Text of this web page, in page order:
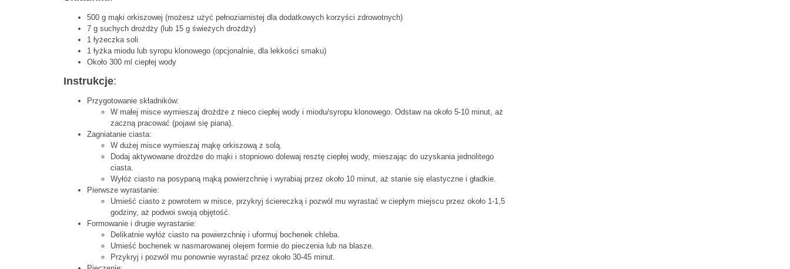
500 g mąki orkiszowej (możesz użyć pełnoziarnistej dla dodatkowych korzyści zdrowotnych)
7 g suchych drożdży (lub 15 g świeżych drożdży)
1 łyżeczka soli
1 łyżka miodu lub syropu klonowego (opcjonalnie, dla lekkości smaku)
Około 300 ml ciepłej wody
Instrukcje:
Przygotowanie składników:
W małej misce wymieszaj drożdże z nieco ciepłej wody i miodu/syropu klonowego. Odstaw na około 5-10 minut, aż
zaczną pracować (pojawi się piana).
Zagniatanie ciasta:
W dużej misce wymieszaj mąkę orkiszową z solą.
Dodaj aktywowane drożdże do mąki i stopniowo dolewaj resztę ciepłej wody, mieszając do uzyskania jednolitego
ciasta.
Wyłóż ciasto na posypaną mąką powierzchnię i wyrabiaj przez około 10 minut, aż stanie się elastyczne i gładkie.
Pierwsze wyrastanie:
Umieść ciasto z powrotem w misce, przykryj ściereczką i pozwól mu wyrastać w ciepłym miejscu przez około 1-1,5
godziny, aż podwoi swoją objętość.
Formowanie i drugie wyrastanie:
Delikatnie wyłóż ciasto na powierzchnię i uformuj bochenek chleba.
Umieść bochenek w nasmarowanej olejem formie do pieczenia lub na blasze.
Przykryj i pozwól mu ponownie wyrastać przez około 30-45 minut.